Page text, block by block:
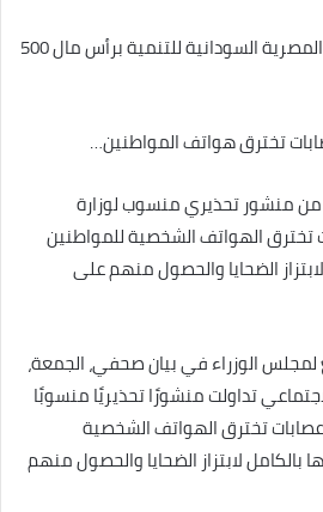
“التموين”: تأسيس الشركة المصرية السودانية للتنمية برأس مال 500
تخترق هواتف المواطنين…
من منشور تحذيري منسوب لوزارة
تخترق الهواتف الشخصية للمواطنين
الضحايا والحصول منهم على
لمجلس الوزراء في بيان صحفي، الجمعة،
تداولت منشورًا تحذيريًا منسوبًا
عصابات تخترق الهواتف الشخصية
لابتزاز الضحايا والحصول منهم